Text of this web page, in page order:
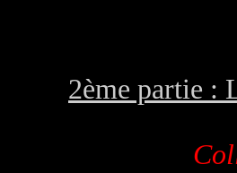
2ème partie :